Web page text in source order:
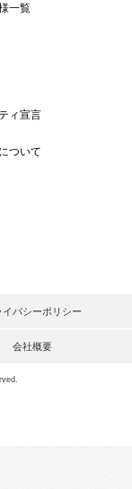
一覧
ィ宣言
ついて
イバシーポリシー
会社概要